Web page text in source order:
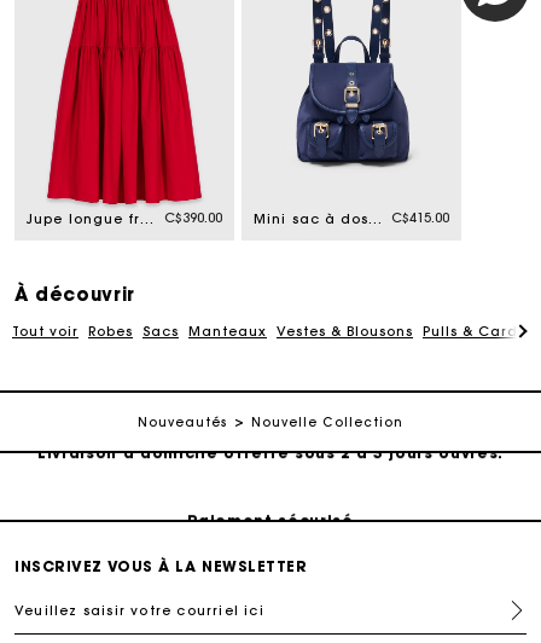
Jupe longue froncée C$390.00 Mini sac à dos en cuir et nylon C$415.00
À découvrir
Tout voir Robes Sacs Manteaux Vestes & Blousons Pulls &
Nouveautés Nouvelle Collection
Paiement sécurisé
Suivi de commande
INSCRIVEZ VOUS À LA NEWSLETTER
Veuillez saisir votre courriel ici